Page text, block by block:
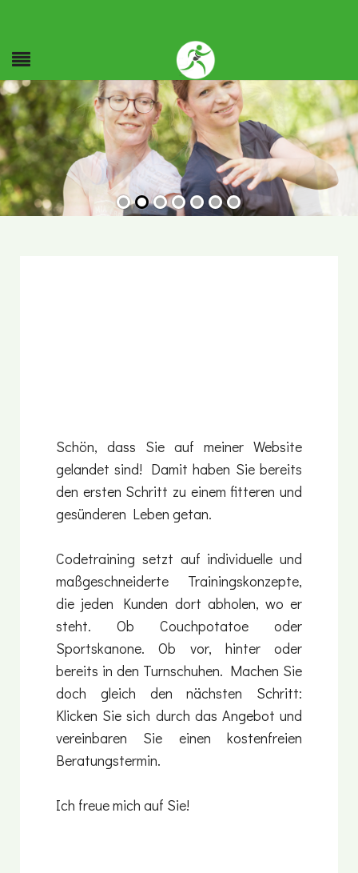
Schön, dass Sie auf meiner Website
gelandet sind! Damit haben Sie bereits
den ersten Schritt zu einem fitteren und
gesünderen Leben getan.
Codetraining setzt auf individuelle und
maßgeschneiderte Trainingskonzepte,
die jeden Kunden dort abholen, wo er
steht. Ob Couchpotatoe oder
Sportskanone. Ob vor, hinter oder
bereits in den Turnschuhen. Machen Sie
doch gleich den nächsten Schritt:
Klicken Sie sich durch das Angebot und
vereinbaren Sie einen kostenfreien
Beratungstermin.
Ich freue mich auf Sie!